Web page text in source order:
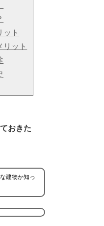
ット
リット
おきた
建物か知っ